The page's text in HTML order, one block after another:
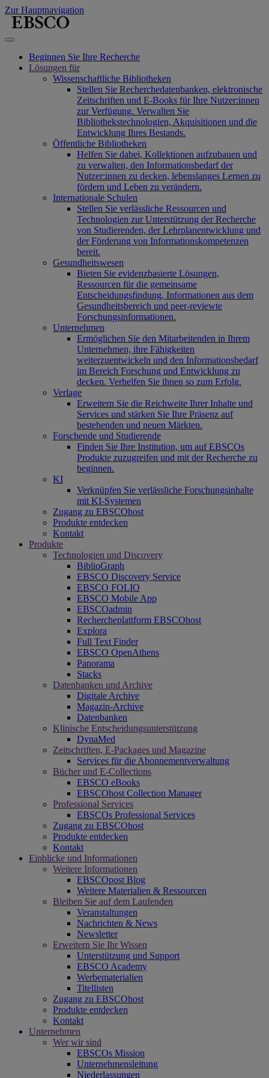
Zur Hauptnavigation
Beginnen Sie Ihre Recherche
Lösungen für
Wissenschaftliche Bibliotheken
Stellen Sie Recherchedatenbanken, elektronische
Zeitschriften und E-Books für Ihre Nutzer:innen
zur Verfügung. Verwalten Sie
Bibliothekstechnologien, Akquisitionen und die
Entwicklung Ihres Bestands.
Öffentliche Bibliotheken
Helfen Sie dabei, Kollektionen aufzubauen und
zu verwalten, den Informationsbedarf der
Nutzer:innen zu decken, lebenslanges Lernen zu
fördern und Leben zu verändern.
Internationale Schulen
Stellen Sie verlässliche Ressourcen und
Technologien zur Unterstützung der Recherche
von Studierenden, der Lehrplanentwicklung und
der Förderung von Informationskompetenzen
bereit.
Gesundheitswesen
Bieten Sie evidenzbasierte Lösungen,
Ressourcen für die gemeinsame
Entscheidungsfindung, Informationen aus dem
Gesundheitsbereich und peer-reviewte
Forschungsinformationen.
Unternehmen
Ermöglichen Sie den Mitarbeitenden in Ihrem
Unternehmen, ihre Fähigkeiten
weiterzuentwickeln und den Informationsbedarf
im Bereich Forschung und Entwicklung zu
decken. Verhelfen Sie ihnen so zum Erfolg.
Verlage
Erweitern Sie die Reichweite Ihrer Inhalte und
Services und stärken Sie Ihre Präsenz auf
bestehenden und neuen Märkten.
Forschende und Studierende
Finden Sie Ihre Institution, um auf EBSCOs
Produkte zuzugreifen und mit der Recherche zu
beginnen.
KI
Verknüpfen Sie verlässliche Forschungsinhalte
mit KI-Systemen
Zugang zu EBSCOhost
Produkte entdecken
Kontakt
Produkte
Technologien und Discovery
BiblioGraph
EBSCO Discovery Service
EBSCO FOLIO
EBSCO Mobile App
EBSCOadmin
Rechercheplattform EBSCOhost
Explora
Full Text Finder
EBSCO OpenAthens
Panorama
Stacks
Datenbanken und Archive
Digitale Archive
Magazin-Archive
Datenbanken
Klinische Entscheidungsunterstützung
DynaMed
Zeitschriften, E-Packages und Magazine
Services für die Abonnementverwaltung
Bücher und E-Collections
EBSCO eBooks
EBSCOhost Collection Manager
Professional Services
EBSCOs Professional Services
Zugang zu EBSCOhost
Produkte entdecken
Kontakt
Einblicke und Informationen
Weitere Informationen
EBSCOpost Blog
Weitere Materialien & Ressourcen
Bleiben Sie auf dem Laufenden
Veranstaltungen
Nachrichten & News
Newsletter
Erweitern Sie Ihr Wissen
Unterstützung und Support
EBSCO Academy
Werbematerialien
Titellisten
Zugang zu EBSCOhost
Produkte entdecken
Kontakt
Unternehmen
Wer wir sind
EBSCOs Mission
Unternehmensleitung
Niederlassungen